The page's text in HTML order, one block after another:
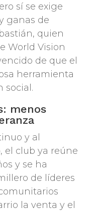
sí se exige
ganas de
quien
World Vision
de que el
herramienta
social.
menos
y al
el club ya reúne
y se ha
de líderes
la venta y el